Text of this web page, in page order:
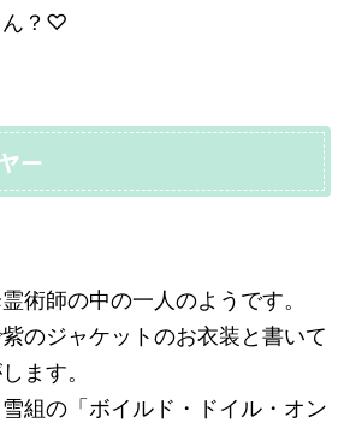
ん？♡
ー
術師の中の一人のようです。
のジャケットのお衣装と書いて
ます。
組の「ボイルド・ドイル・オン